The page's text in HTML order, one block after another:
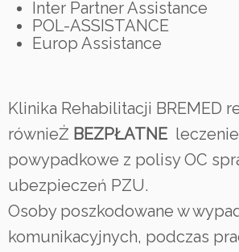
Inter Partner Assistance
POL-ASSISTANCE
Europ Assistance
Klinika Rehabilitacji BREMED
równieŻ BEZPŁATNE leczenie
powypadkowe z polisy OC
ubezpieczeń PZU.
Osoby poszkodowane w
komunikacyjnych, podczas